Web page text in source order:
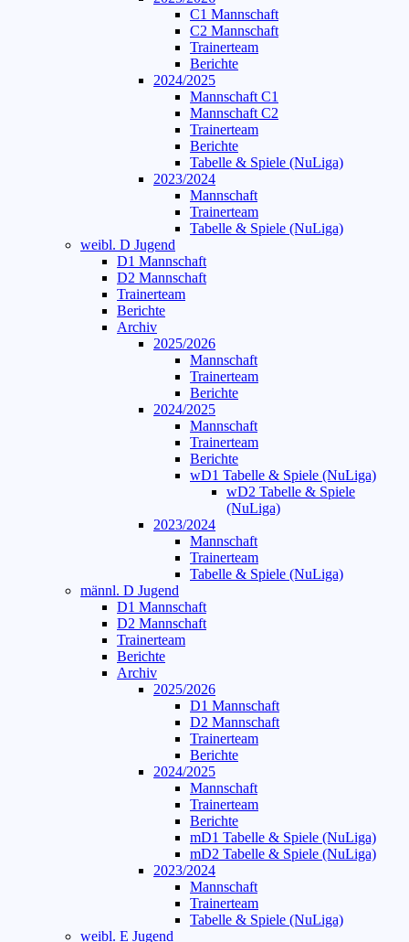
C1 Mannschaft
C2 Mannschaft
Trainerteam
Berichte
2024/2025
Mannschaft C1
Mannschaft C2
Trainerteam
Berichte
Tabelle & Spiele (NuLiga)
2023/2024
Mannschaft
Trainerteam
Tabelle & Spiele (NuLiga)
weibl. D Jugend
D1 Mannschaft
D2 Mannschaft
Trainerteam
Berichte
Archiv
2025/2026
Mannschaft
Trainerteam
Berichte
2024/2025
Mannschaft
Trainerteam
Berichte
wD1 Tabelle & Spiele (NuLiga)
wD2 Tabelle & Spiele
(NuLiga)
2023/2024
Mannschaft
Trainerteam
Tabelle & Spiele (NuLiga)
männl. D Jugend
D1 Mannschaft
D2 Mannschaft
Trainerteam
Berichte
Archiv
2025/2026
D1 Mannschaft
D2 Mannschaft
Trainerteam
Berichte
2024/2025
Mannschaft
Trainerteam
Berichte
mD1 Tabelle & Spiele (NuLiga)
mD2 Tabelle & Spiele (NuLiga)
2023/2024
Mannschaft
Trainerteam
Tabelle & Spiele (NuLiga)
weibl. E Jugend